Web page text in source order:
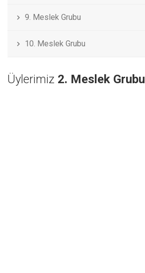
9. Meslek Grubu
10. Meslek Grubu
Üylerimiz 2. Meslek Grubu